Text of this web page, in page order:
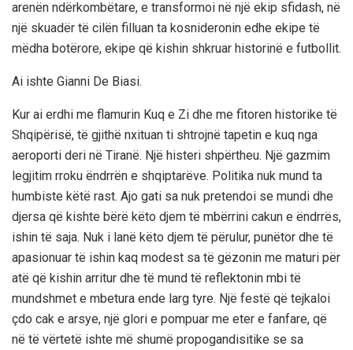
arenën ndërkombëtare, e transformoi në një ekip sfidash, në
një skuadër të cilën filluan ta kosnideronin edhe ekipe të
mëdha botërore, ekipe që kishin shkruar historinë e futbollit.
Ai ishte Gianni De Biasi.
Kur ai erdhi me flamurin Kuq e Zi dhe me fitoren historike të
Shqipërisë, të gjithë nxituan ti shtrojnë tapetin e kuq nga
aeroporti deri në Tiranë. Një histeri shpërtheu. Një gazmim
legjitim rroku ëndrrën e shqiptarëve. Politika nuk mund ta
humbiste këtë rast. Ajo gati sa nuk pretendoi se mundi dhe
djersa që kishte bërë këto djem të mbërrini cakun e ëndrrës,
ishin të saja. Nuk i lanë këto djem të përulur, punëtor dhe të
apasionuar të ishin kaq modest sa të gëzonin me maturi për
atë që kishin arritur dhe të mund të reflektonin mbi të
mundshmet e mbetura ende larg tyre. Një festë që tejkaloi
çdo cak e arsye, një glori e pompuar me eter e fanfare, që
në të vërtetë ishte më shumë propogandisitike se sa